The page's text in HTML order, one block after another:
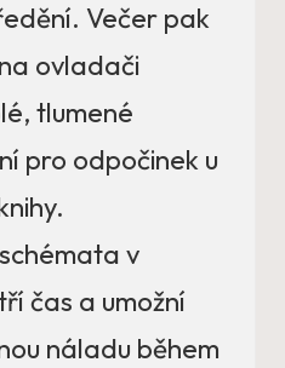
Večer pak
ovladači
tlumené
pro odpočinek u
v
čas a umožní
náladu během